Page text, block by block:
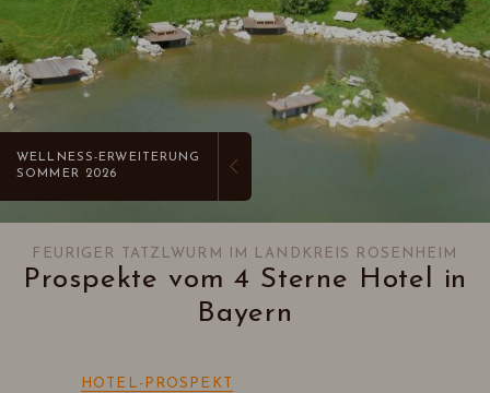
WELLNESS-ERWEITERUNG
SOMMER 2026
FEURIGER TATZLWURM IM LANDKREIS ROSENHEIM
Prospekte vom 4 Sterne Hotel in
Bayern
HOTEL-PROSPEKT